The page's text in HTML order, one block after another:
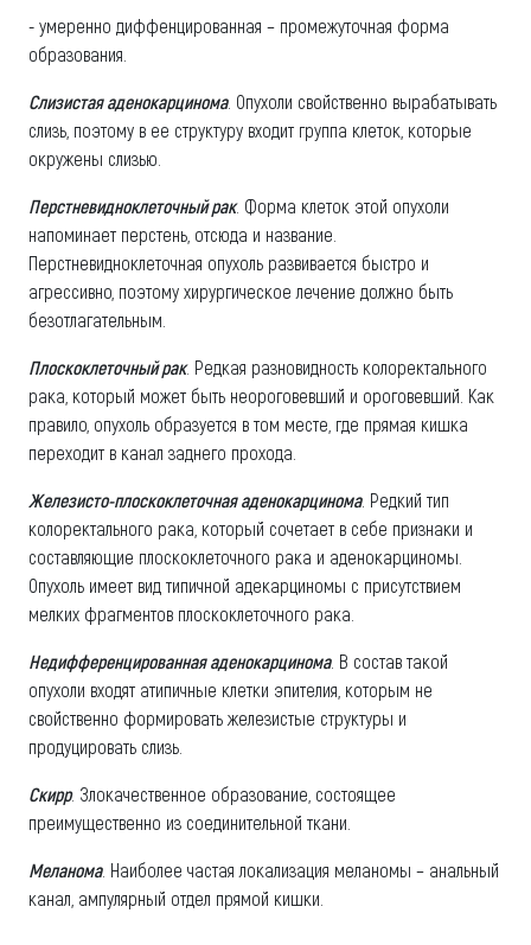
- умеренно диффенцированная – промежуточная форма
образования.
Слизистая аденокарцинома. Опухоли свойственно вырабатывать
слизь, поэтому в ее структуру входит группа клеток, которые
окружены слизью.
Перстневидноклеточный рак. Форма клеток этой опухоли
напоминает перстень, отсюда и название.
Перстневидноклеточная опухоль развивается быстро и
агрессивно, поэтому хирургическое лечение должно быть
безотлагательным.
Плоскоклеточный рак. Редкая разновидность колоректального
рака, который может быть неороговевший и ороговевший. Как
правило, опухоль образуется в том месте, где прямая кишка
переходит в канал заднего прохода.
Железисто-плоскоклеточная аденокарцинома. Редкий тип
колоректального рака, который сочетает в себе признаки и
составляющие плоскоклеточного рака и аденокарциномы.
Опухоль имеет вид типичной адекарциномы с присутствием
мелких фрагментов плоскоклеточного рака.
Недифференцированная аденокарцинома. В состав такой
опухоли входят атипичные клетки эпителия, которым не
свойственно формировать железистые структуры и
продуцировать слизь.
Скирр. Злокачественное образование, состоящее
преимущественно из соединительной ткани.
Меланома. Наиболее частая локализация меланомы – анальный
канал, ампулярный отдел прямой кишки.